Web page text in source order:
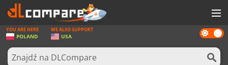
GRY
KARTY DO GIER
Dark
mode
YOU ARE HERE
POLAND
WE ALSO SUPPORT
USA